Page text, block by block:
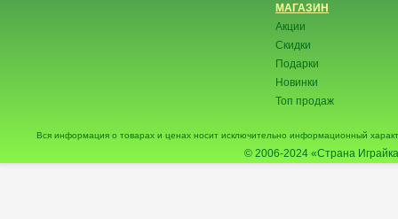
МАГАЗИН
Акции
Скидки
Подарки
Новинки
Топ продаж
Вся информация о товарах и ценах носит исключительно информационный
© 2006-2024 «Страна